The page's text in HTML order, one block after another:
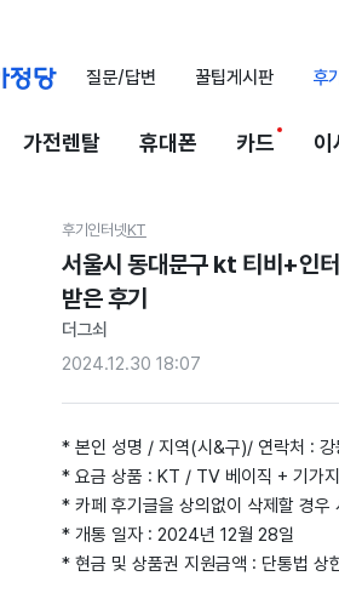
질문/답변 꿀팁게시판 후
가전렌탈 휴대폰 카드 이
후기 인터넷KT
서울시 동대문구 kt 티비+인
받은 후기
더그쇠
2024.12.30 18:07
* 본인 성명 / 지역(시&구)/ 연락처 :
* 요금 상품 : KT / TV 베이직 + 기가
* 카페 후기글을 상의없이 삭제할 경우
* 개통 일자 : 2024년 12월 28일
* 현금 및 상품권 지원금액 : 단통법 상